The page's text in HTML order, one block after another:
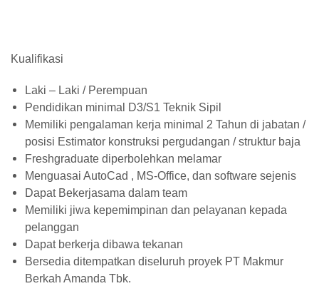
Kualifikasi
Laki – Laki / Perempuan
Pendidikan minimal D3/S1 Teknik Sipil
Memiliki pengalaman kerja minimal 2 Tahun di jabatan /
posisi Estimator konstruksi pergudangan / struktur baja
Freshgraduate diperbolehkan melamar
Menguasai AutoCad , MS-Office, dan software sejenis
Dapat Bekerjasama dalam team
Memiliki jiwa kepemimpinan dan pelayanan kepada
pelanggan
Dapat berkerja dibawa tekanan
Bersedia ditempatkan diseluruh proyek PT Makmur
Berkah Amanda Tbk.